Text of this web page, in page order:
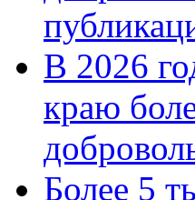
В 2026
краю
Более 5